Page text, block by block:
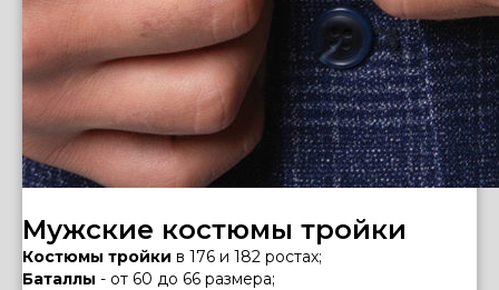
Мужские костюмы тройки
Костюмы тройки в 176 и 182 ростах;
Баталлы - от 60 до 66 размера;